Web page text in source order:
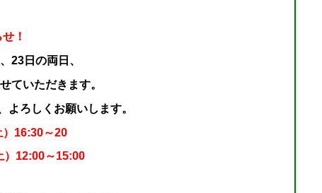
！
23日の両日、
ていただきます。
しくお願いします。
～20
）12:00～15:00